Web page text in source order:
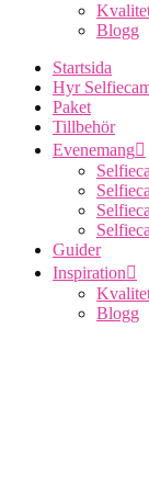
Blogg
Startsida
Hyr
Paket
Tillbehör
Evenemang
Guider
Inspiration
Blogg